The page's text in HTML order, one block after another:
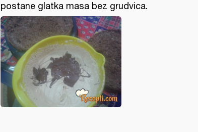
postane glatka masa bez grudvica.